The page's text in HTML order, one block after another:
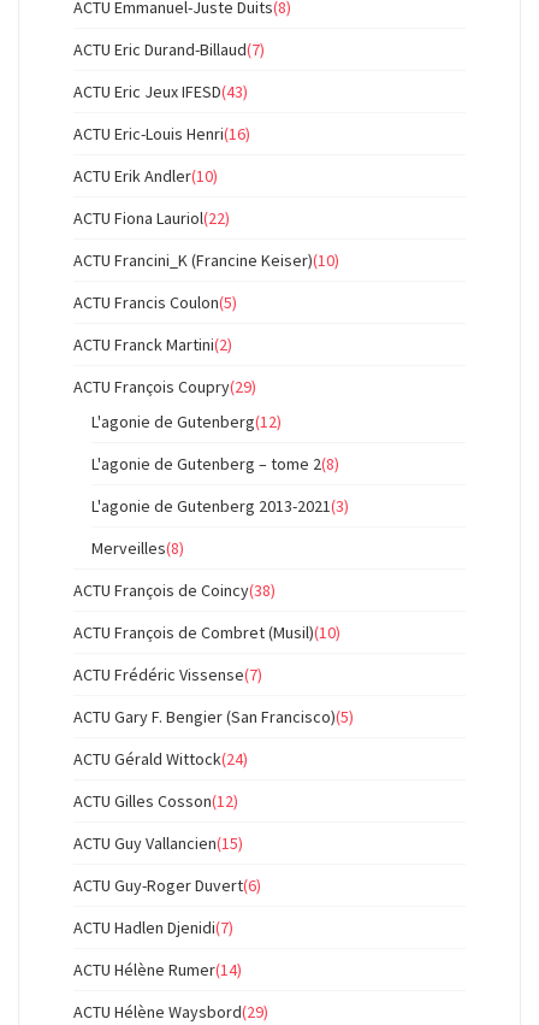
ACTU Emmanuel-Juste Duits(8)
ACTU Eric Durand-Billaud(7)
ACTU Eric Jeux IFESD(43)
ACTU Eric-Louis Henri(16)
ACTU Erik Andler(10)
ACTU Fiona Lauriol(22)
ACTU Francini_K (Francine Keiser)(10)
ACTU Francis Coulon(5)
ACTU Franck Martini(2)
ACTU François Coupry(29)
L'agonie de Gutenberg(12)
L'agonie de Gutenberg – tome 2(8)
L'agonie de Gutenberg 2013-2021(3)
Merveilles(8)
ACTU François de Coincy(38)
ACTU François de Combret (Musil)(10)
ACTU Frédéric Vissense(7)
ACTU Gary F. Bengier (San Francisco)(5)
ACTU Gérald Wittock(24)
ACTU Gilles Cosson(12)
ACTU Guy Vallancien(15)
ACTU Guy-Roger Duvert(6)
ACTU Hadlen Djenidi(7)
ACTU Hélène Rumer(14)
ACTU Hélène Waysbord(29)